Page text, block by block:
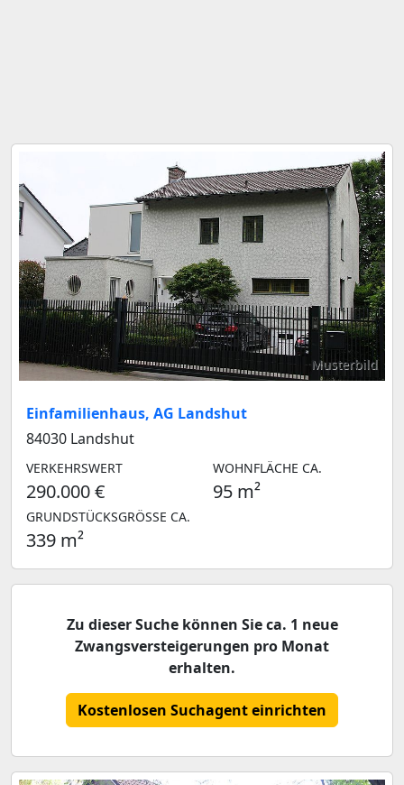
Musterbild
Einfamilienhaus, AG Landshut
84030 Landshut
VERKEHRSWERT
290.000 €
WOHNFLÄCHE CA.
95 m²
GRUNDSTÜCKSGRÖSSE CA.
339 m²
Zu dieser Suche können Sie ca. 1 neue
Zwangsversteigerungen pro Monat
erhalten.
Kostenlosen Suchagent einrichten